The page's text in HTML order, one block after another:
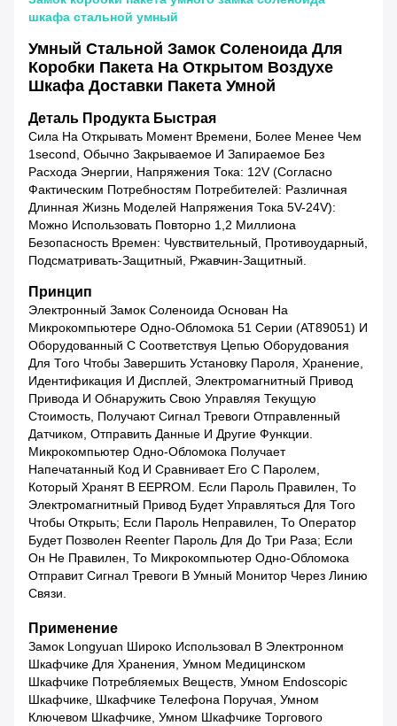
шкафа стальной умный
Умный Стальной Замок Соленоида Для
Коробки Пакета На Открытом Воздухе
Шкафа Доставки Пакета Умной
Деталь Продукта Быстрая
Сила На Открывать Момент Времени, Более Менее Чем
1second, Обычно Закрываемое И Запираемое Без
Расхода Энергии, Напряжения Тока: 12V (согласно
Фактическим Потребностям Потребителей: Различная
Длинная Жизнь Моделей Напряжения Тока 5V-24V):
Можно Использовать Повторно 1,2 Миллиона
Безопасность Времен: Чувствительный, Противоударный,
Подсматривать-Защитный, Ржавчин-Защитный.
Принцип
Электронный Замок Соленоида Основан На
Микрокомпьютере Одно-Обломока 51 Серии (AT89051) И
Оборудованный С Соответствуя Цепью Оборудования
Для Того Чтобы Завершить Установку Пароля, Хранение,
Идентификация И Дисплей, Электромагнитный Привод
Привода И Обнаружить Свою Управляя Текущую
Стоимость, Получают Сигнал Тревоги Отправленный
Датчиком, Отправить Данные И Другие Функции.
Микрокомпьютер Одно-Обломока Получает
Напечатанный Код И Сравнивает Его С Паролем,
Который Хранят В EEPROM. Если Пароль Правилен, То
Электромагнитный Привод Будет Управляться Для Того
Чтобы Открыть; Если Пароль Неправилен, То Оператор
Будет Позволен Reenter Пароль Для До Три Раза; Если
Он Не Правилен, То Микрокомпьютер Одно-Обломока
Отправит Сигнал Тревоги В Умный Монитор Через Линию
Связи.
Применение
Замок Longyuan Широко Использовал В Электронном
Шкафчике Для Хранения, Умном Медицинском
Шкафчике Потребляемых Веществ, Умном Endoscopic
Шкафчике, Шкафчике Телефона Поручая, Умном
Ключевом Шкафчике, Умном Шкафчике Торгового